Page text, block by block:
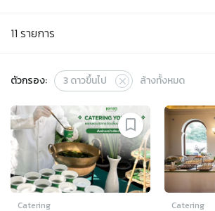
11 รายการ
ตัวกรอง: 3ดาวขึ้นไป ล้างทั้งหมด
Catering Catering